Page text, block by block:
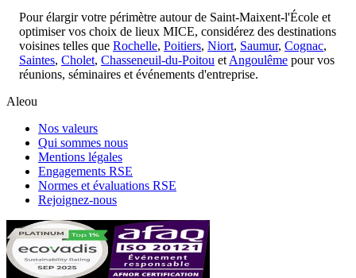
Pour élargir votre périmètre autour de Saint-Maixent-l'École et
optimiser vos choix de lieux MICE, considérez des destinations
voisines telles que Rochelle, Poitiers, Niort, Saumur, Cognac,
Saintes, Cholet, Chasseneuil-du-Poitou et Angoulême pour vos
réunions, séminaires et événements d'entreprise.
Aleou
Nos valeurs
Qui sommes nous
Mentions légales
Engagements RSE
Normes et évaluations RSE
Rejoignez-nous